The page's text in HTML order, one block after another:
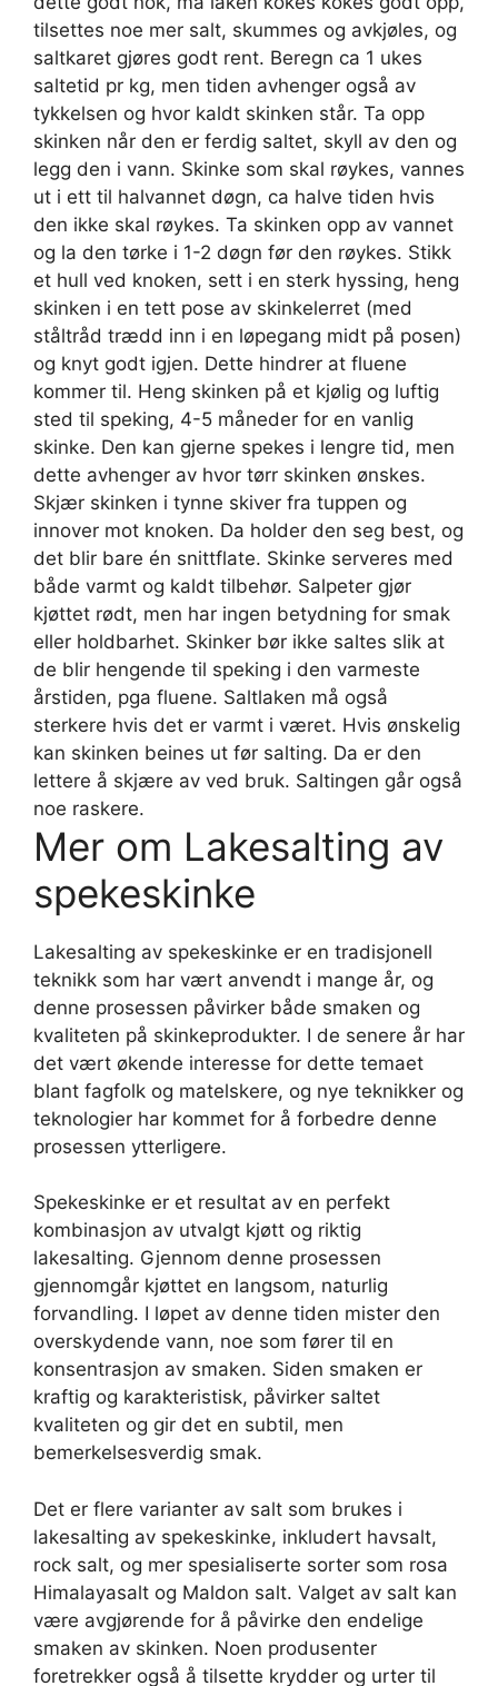
tilsettes noe mer salt, skummes og avkjøles, og
saltkaret gjøres godt rent. Beregn ca 1 ukes
saltetid pr kg, men tiden avhenger også av
tykkelsen og hvor kaldt skinken står. Ta opp
skinken når den er ferdig saltet, skyll av den og
legg den i vann. Skinke som skal røykes, vannes
ut i ett til halvannet døgn, ca halve tiden hvis
den ikke skal røykes. Ta skinken opp av vannet
og la den tørke i 1-2 døgn før den røykes. Stikk
et hull ved knoken, sett i en sterk hyssing, heng
skinken i en tett pose av skinkelerret (med
ståltråd trædd inn i en løpegang midt på posen)
og knyt godt igjen. Dette hindrer at fluene
kommer til. Heng skinken på et kjølig og luftig
sted til speking, 4-5 måneder for en vanlig
skinke. Den kan gjerne spekes i lengre tid, men
dette avhenger av hvor tørr skinken ønskes.
Skjær skinken i tynne skiver fra tuppen og
innover mot knoken. Da holder den seg best, og
det blir bare én snittflate. Skinke serveres med
både varmt og kaldt tilbehør. Salpeter gjør
kjøttet rødt, men har ingen betydning for smak
eller holdbarhet. Skinker bør ikke saltes slik at
de blir hengende til speking i den varmeste
årstiden, pga fluene. Saltlaken må også
sterkere hvis det er varmt i været. Hvis ønskelig
kan skinken beines ut før salting. Da er den
lettere å skjære av ved bruk. Saltingen går også
noe raskere.
Mer om Lakesalting av
spekeskinke
Lakesalting av spekeskinke er en tradisjonell
teknikk som har vært anvendt i mange år, og
denne prosessen påvirker både smaken og
kvaliteten på skinkeprodukter. I de senere år har
det vært økende interesse for dette temaet
blant fagfolk og matelskere, og nye teknikker og
teknologier har kommet for å forbedre denne
prosessen ytterligere.
Spekeskinke er et resultat av en perfekt
kombinasjon av utvalgt kjøtt og riktig
lakesalting. Gjennom denne prosessen
gjennomgår kjøttet en langsom, naturlig
forvandling. I løpet av denne tiden mister den
overskydende vann, noe som fører til en
konsentrasjon av smaken. Siden smaken er
kraftig og karakteristisk, påvirker saltet
kvaliteten og gir det en subtil, men
bemerkelsesverdig smak.
Det er flere varianter av salt som brukes i
lakesalting av spekeskinke, inkludert havsalt,
rock salt, og mer spesialiserte sorter som rosa
Himalayasalt og Maldon salt. Valget av salt kan
være avgjørende for å påvirke den endelige
smaken av skinken. Noen produsenter
foretrekker også å tilsette krydder og urter til